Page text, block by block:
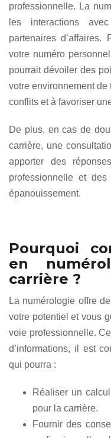
professionnelle. La
les interactions
partenaires
votre numéro
pourrait dévoiler des
votre environnement
conflits et à favoriser
De plus, en cas de
carrière, une
apporter des
professionnelle et
épanouissement.
Pourquoi
en
carrière ?
La numérologie offre
votre potentiel et vous
voie professionnelle.
d’informations, il est
qui pourra :
Réaliser un
pour la carrière.
Fournir des